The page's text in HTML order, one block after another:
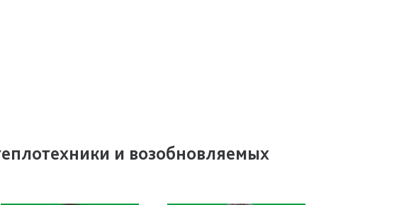
и возобновляемых